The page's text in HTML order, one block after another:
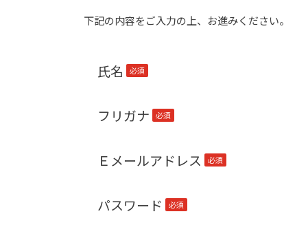
下記の内容をご入力の上、お進みください。
氏名
須)
フリガナ
須)
Ｅメールアドレス
パスワード